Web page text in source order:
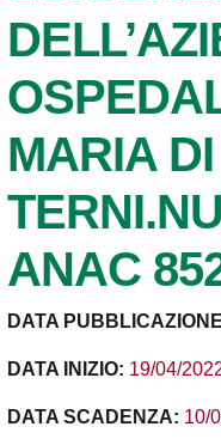
MARIA DI
ANAC
DATA
DATA INIZIO: 19/04/
DATA SCADENZA: 10/